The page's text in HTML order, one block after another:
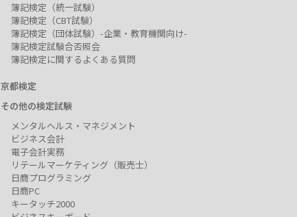
簿記検定（統一試験）
簿記検定（CBT試験）
簿記検定（団体試験）-企業・教育機関向け-
簿記検定試験合否照会
簿記検定に関するよくある質問
京都検定
その他の検定試験
メンタルヘルス・マネジメント
ビジネス会計
電子会計実務
リテールマーケティング（販売士）
日商プログラミング
日商PC
キータッチ2000